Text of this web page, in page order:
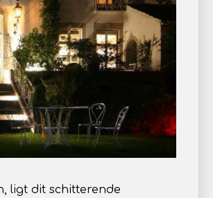
ligt dit schitterende